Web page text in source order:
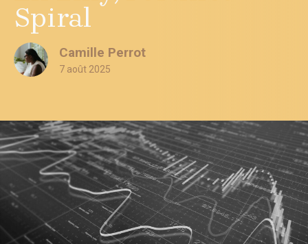
Spiral
Camille Perrot
7 août 2025